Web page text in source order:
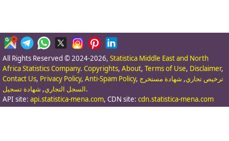
All Rights Reserved © 2024-2026, Statistica Middle East and North
Africa Statistics Company. Copyrights, About, Terms of Use, Disclaimer,
Contact Us, Privacy Policy, Anti-Spam Policy, ترخيص تجاري, شهادة مستخرج
السجل التجاري, شهادة تسجيل
.
API site: api.statistica-mena.com, CDN site: cdn.statistica-mena.com